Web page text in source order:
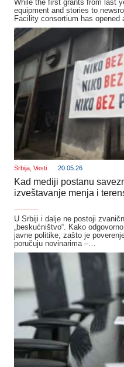
While the first grants from last
equipment and stories to
Facility consortium has
Srbija, Vesti 20.05.26
Kad mediji postanu
izveštavanje menja i
U Srbiji i dalje ne postoji
„beskućništvo“. Kako
javne politike, zašto je
poručuju novinarima –…